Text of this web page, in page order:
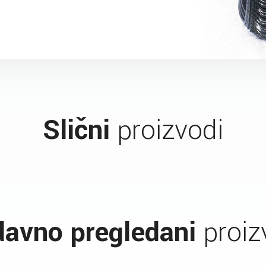
Slični proizvodi
pregledani